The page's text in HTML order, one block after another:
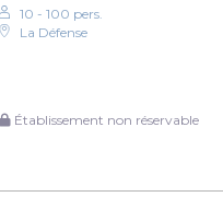
10 - 100 pers.
La Défense
Établissement non réservable